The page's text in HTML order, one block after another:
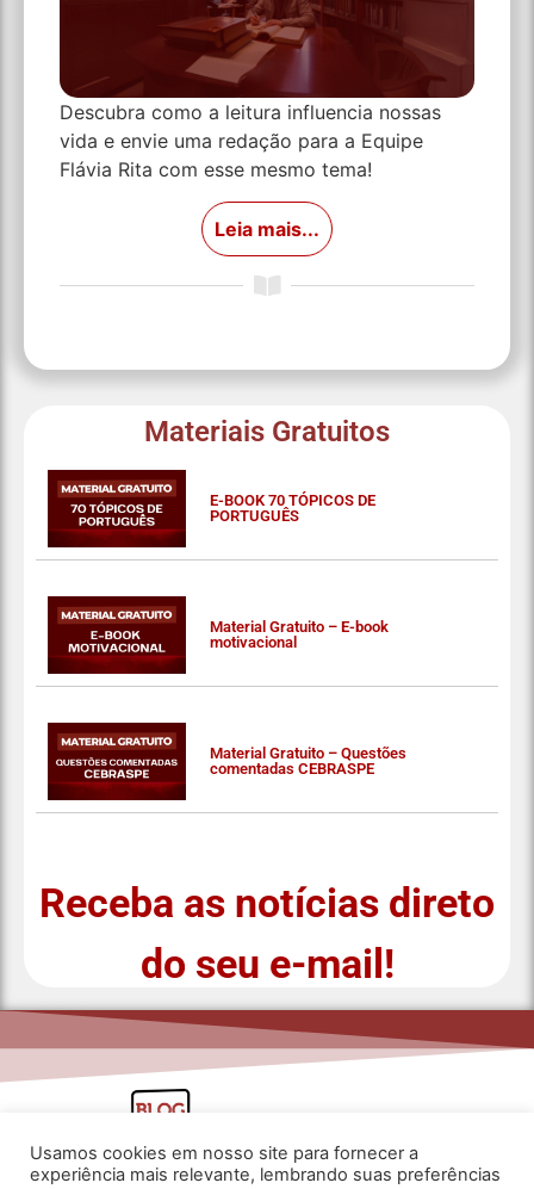
Descubra como a leitura influencia nossas
vida e envie uma redação para a Equipe
Flávia Rita com esse mesmo tema!
Leia mais...
Materiais Gratuitos
E-BOOK 70 TÓPICOS DE
PORTUGUÊS
Material Gratuito – E-book
motivacional
Material Gratuito – Questões
comentadas CEBRASPE
Receba as notícias direto
do seu e-mail!
Usamos cookies em nosso site para fornecer a
experiência mais relevante, lembrando suas preferências